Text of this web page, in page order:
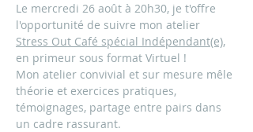
Le mercredi 26 août à 20h30, je t'offre
l'opportunité de suivre mon atelier
Stress Out Café spécial Indépendant(e),
en primeur sous format Virtuel !
Mon atelier convivial et sur mesure mêle
théorie et exercices pratiques,
témoignages, partage entre pairs dans
un cadre rassurant.